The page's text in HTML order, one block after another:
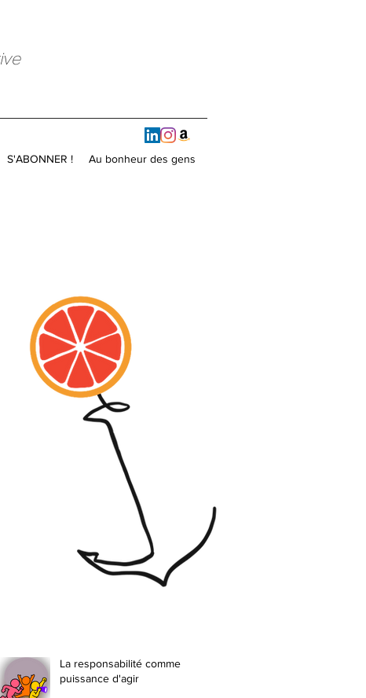
S'ABONNER ! Au bonheur des gens
La responsabilité comme
puissance d'agir